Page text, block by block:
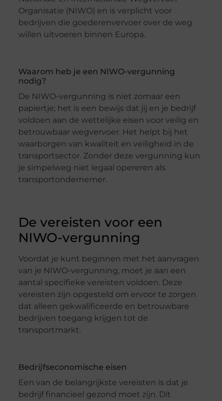
Organisatie (NIWO) en is verplicht voor
bedrijven die goederenvervoer over de weg
willen uitvoeren binnen Europa.
Waarom heb je een NIWO-vergunning
nodig?
De NIWO-vergunning is niet zomaar een
papiertje; het is een bewijs dat jij en je bedrijf
voldoen aan de wettelijke eisen voor veilig en
betrouwbaar wegvervoer. Het helpt bij het
waarborgen van kwaliteit en veiligheid in de
transportsector. Zonder deze vergunning kun
je simpelweg niet legaal opereren als
transportondernemer.
De vereisten voor een
NIWO-vergunning
Voordat je kunt beginnen met het aanvragen
van je NIWO-vergunning, moet je aan een
aantal specifieke vereisten voldoen. Deze
vereisten zijn opgesteld om ervoor te zorgen
dat alleen gekwalificeerde en betrouwbare
bedrijven toegang krijgen tot de
transportmarkt.
Bedrijfseconomische eisen
Een van de belangrijkste vereisten is dat je
bedrijf financieel gezond moet zijn. Dit